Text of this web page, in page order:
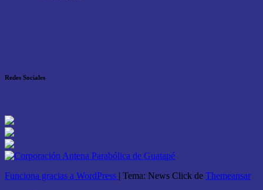
Redes Sociales
Funciona gracias a WordPress | Tema: News Click de Themeansar